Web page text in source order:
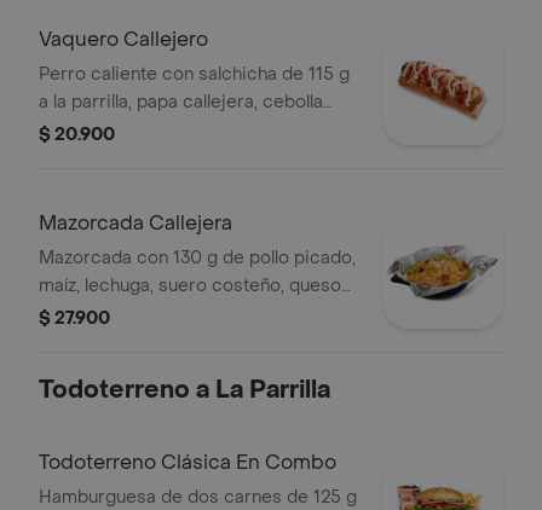
Vaquero Callejero
Perro caliente con salchicha de 115 g
a la parrilla, papa callejera, cebolla
picada, salsa blanca, salsa de tomate
$ 20.900
Mazorcada Callejera
Mazorcada con 130 g de pollo picado,
maíz, lechuga, suero costeño, queso
costeño, salsa BBQ, salsa Corral,
$ 27.900
Todoterreno a La Parrilla
Todoterreno Clásica En Combo
Hamburguesa de dos carnes de 125 g